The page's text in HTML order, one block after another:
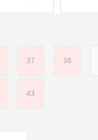
37 38
43